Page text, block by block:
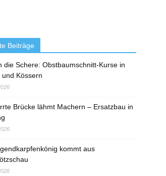
Beiträge
die Schere: Obstbaumschnitt-Kurse in
und Kössern
Brücke lähmt Machern – Ersatzbau in
kommt aus